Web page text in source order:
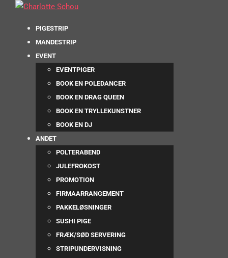
PIGESTRIP
MANDESTRIP
EVENT
EVENTPIGER
BOOK EN POLEDANCER
BOOK EN DRAG QUEEN
BOOK EN TRYLLEKUNSTNER
BOOK EN DJ
ANDET
POLTERABEND
JULEFROKOST
PROMOTION
FIRMAARRANGEMENT
PAKKELØSNINGER
SUSHI PIGE
FRÆK/SØD SERVERING
STRIPUNDERVISNING